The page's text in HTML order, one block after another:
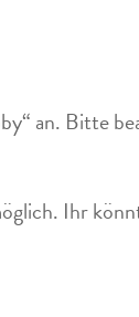
an. Bitte
Ihr